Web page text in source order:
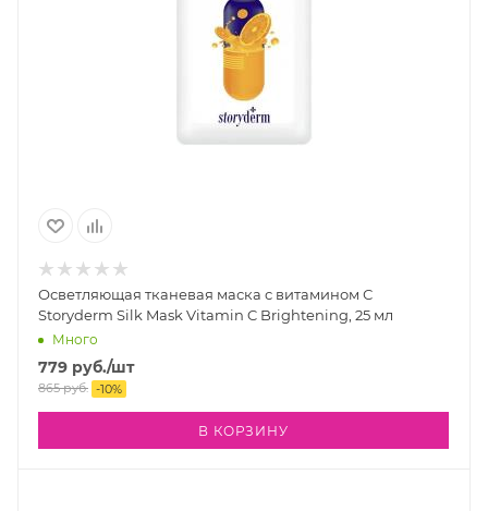
Осветляющая тканевая маска с витамином С
Storyderm Silk Mask Vitamin C Brightening, 25 мл
Много
779 руб./шт
865руб. -10%
В КОРЗИНУ